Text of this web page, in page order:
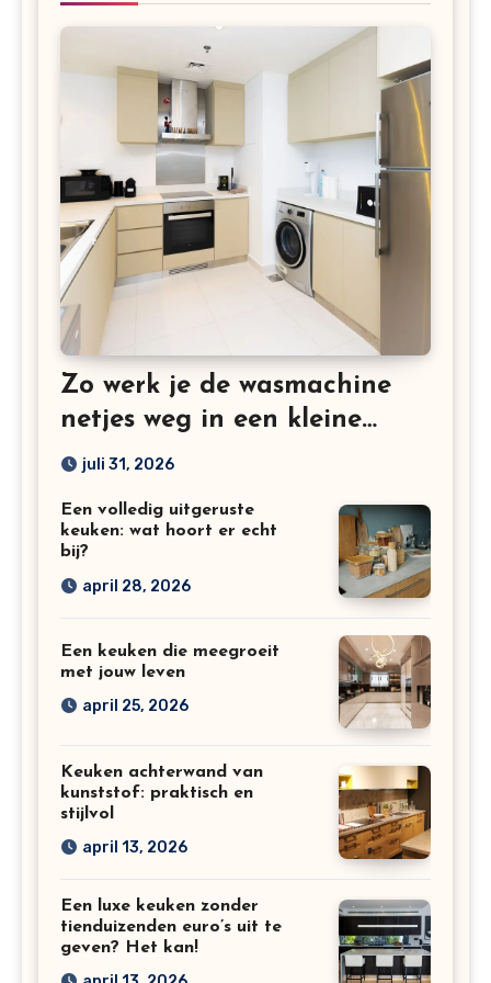
Zo werk je de wasmachine
netjes weg in een kleine
keuken
juli 31, 2026
Een volledig uitgeruste
keuken: wat hoort er echt
bij?
april 28, 2026
Een keuken die meegroeit
met jouw leven
april 25, 2026
Keuken achterwand van
kunststof: praktisch en
stijlvol
april 13, 2026
Een luxe keuken zonder
tienduizenden euro’s uit te
geven? Het kan!